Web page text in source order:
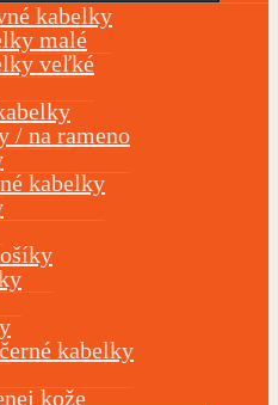
kabelky
malé
veľké
/ na rameno
kabelky
kabelky
kože